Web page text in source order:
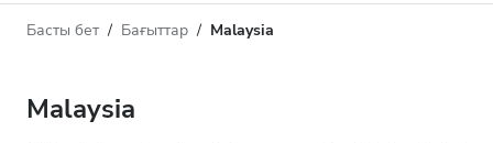
Диализ түрі
Барлық диализ түрлері
Қашықтық
Басты бет Бағыттар Malaysia
Malaysia